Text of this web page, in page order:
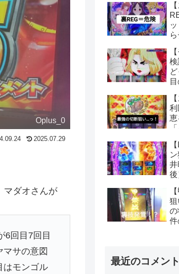
Oplus_0
2025.07.29
マダオさんが
6回目7回目
サの意図
はモンゴル
検
利
恵
井
後
狙
の
件
最近のコメント